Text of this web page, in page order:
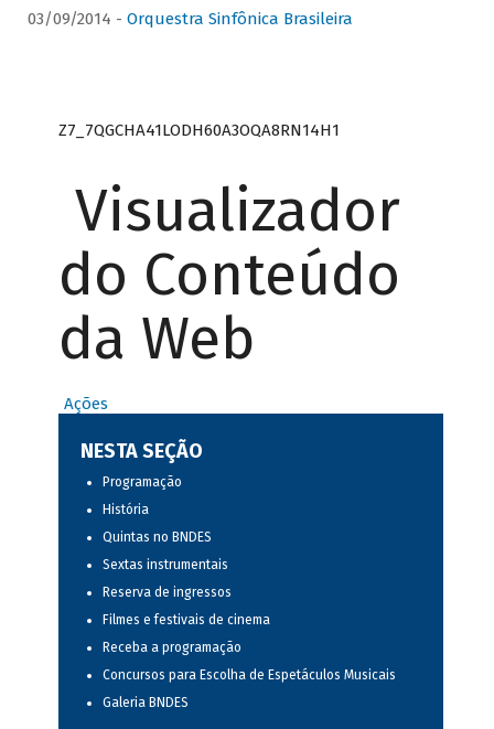
03/09/2014 - Orquestra Sinfônica Brasileira
Z7_7QGCHA41LODH60A3OQA8RN14H1
Visualizador
do Conteúdo
da Web
Ações
NESTA SEÇÃO
Programação
História
Quintas no BNDES
Sextas instrumentais
Reserva de ingressos
Filmes e festivais de cinema
Receba a programação
Concursos para Escolha de Espetáculos Musicais
Galeria BNDES